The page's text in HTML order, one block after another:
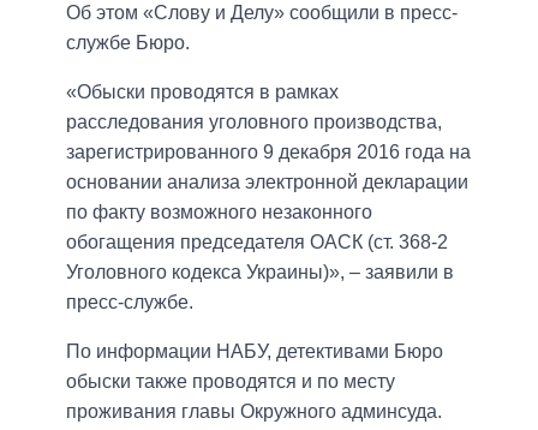
Об этом «Слову и Делу» сообщили в пресс-
службе Бюро.
«Обыски проводятся в рамках
расследования уголовного производства,
зарегистрированного 9 декабря 2016 года на
основании анализа электронной декларации
по факту возможного незаконного
обогащения председателя ОАСК (ст. 368-2
Уголовного кодекса Украины)», – заявили в
пресс-службе.
По информации НАБУ, детективами Бюро
обыски также проводятся и по месту
проживания главы Окружного админсуда.